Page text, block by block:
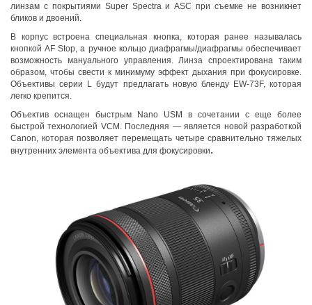
линзам с покрытиями Super Spectra и ASC при съемке не возникнет
бликов и двоений.
В корпус встроена специальная кнопка, которая ранее называлась
кнопкой AF Stop, а ручное кольцо диафрагмы/диафрагмы обеспечивает
возможность мануального управления. Линза спроектирована таким
образом, чтобы свести к минимуму эффект дыхания при фокусировке.
Объективы серии L будут предлагать новую бленду EW-73F, которая
легко крепится.
Объектив оснащен быстрым Nano USM в сочетании с еще более
быстрой технологией VCM. Последняя — является новой разработкой
Canon, которая позволяет перемещать четыре сравнительно тяжелых
внутренних элемента объектива для фокусировки.